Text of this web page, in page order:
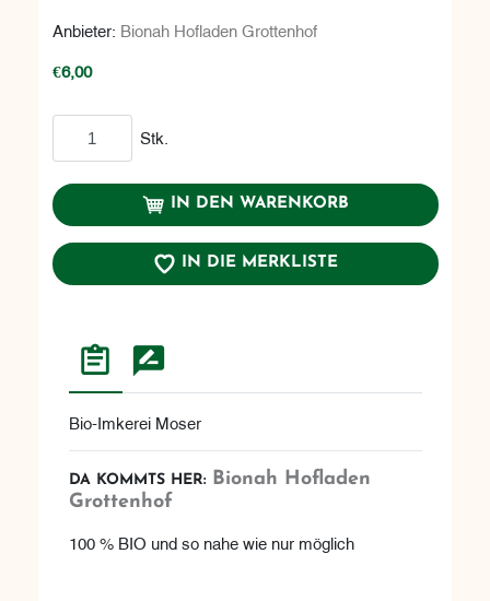
Anbieter: Bionah Hofladen Grottenhof
€6,00
Stk.
IN DEN WARENKORB
IN DIE MERKLISTE
Bio-Imkerei Moser
DA KOMMTS HER: Bionah Hofladen
Grottenhof
100 % BIO und so nahe wie nur möglich